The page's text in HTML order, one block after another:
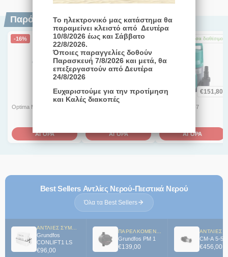
Περιλαμβάνει: 10 m καλωδίου και βύσμα Schuko, βαλβίδα
αντεπιστροφής
Εκδόσεις: A1 με πλωτηροδιακόπτη
Παρόμοια Προϊόντα
-16% Άμεσαδιαθέσιμο
€323,00
Optima MS
ΑΓΟΡΑ
-4% Άμεσα διαθέσιμο
€570,00
ΑΓΟΡΑ
Άμεσα διαθέσιμο
€151,80
Initial Drain 10-7
ΑΓΟΡΑ
Best Sellers Αντλίες Νερού-Πιεστικά Νερού
Όλα τα Best Sellers
Grundfos
CONLIFT1 LS
€96,00
Grundfos PM 1
€139,00
CM-A 5-5
€456,00
Το ηλεκτρονικό μας κατάστημα θα
παραμείνει κλειστό από Δευτέρα
10/8/2026 έως και Σάββατο
22/8/2026.
Όποιες παραγγελίες δοθούν
Παρασκευή 7/8/2026 και μετά, θα
επεξεργαστούν από Δευτέρα
24/8/2026
Ευχαριστούμε για την προτίμηση
και Καλές διακοπές